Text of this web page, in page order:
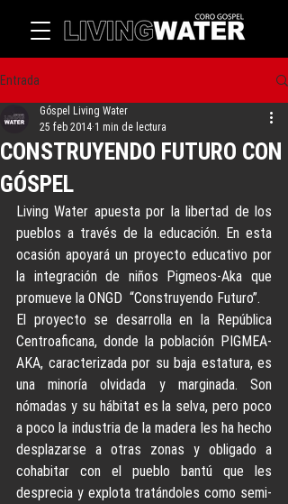
Entrada
CONSTRUYENDO FUTURO CON
GÓSPEL
Góspel Living Water
25 feb 2014 1 min de lectura
Living Water apuesta por la libertad de los
pueblos a través de la educación. En esta
ocasión apoyará un proyecto educativo por
la integración de niños Pigmeos-Aka que
promueve la ONGD  “Construyendo Futuro”.
El proyecto se desarrolla en la República
Centroaficana, donde la población PIGMEA-
AKA, caracterizada por su baja estatura, es
una minoría olvidada y marginada. Son
nómadas y su hábitat es la selva, pero poco
a poco la industria de la madera les ha hecho
desplazarse a otras zonas y obligado a
cohabitar con el pueblo bantú que les
desprecia y explota tratándoles como semi-